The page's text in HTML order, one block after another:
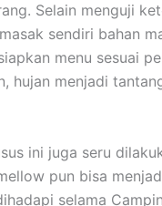
Selain menguji
sendiri bahan
menu sesuai
hujan menjadi
ini juga seru
pun bisa
selama